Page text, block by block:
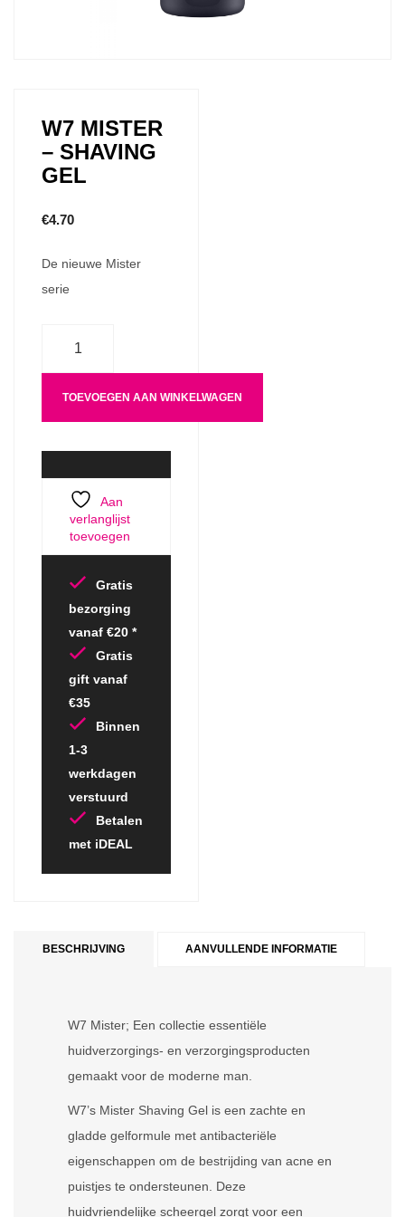
W7 MISTER
– SHAVING
GEL
€4.70
De nieuwe Mister
serie
TOEVOEGEN AAN WINKELWAGEN
Aan
verlanglijst
toevoegen
Gratis
bezorging
vanaf €20 *
Gratis
gift vanaf
€35
Binnen
1-3
werkdagen
verstuurd
Betalen
met iDEAL
BESCHRIJVING AANVULLENDE INFORMATIE
W7 Mister; Een collectie essentiële
huidverzorgings- en verzorgingsproducten
gemaakt voor de moderne man.
W7’s Mister Shaving Gel is een zachte en
gladde gelformule met antibacteriële
eigenschappen om de bestrijding van acne en
puistjes te ondersteunen. Deze
huidvriendelijke scheergel zorgt voor een